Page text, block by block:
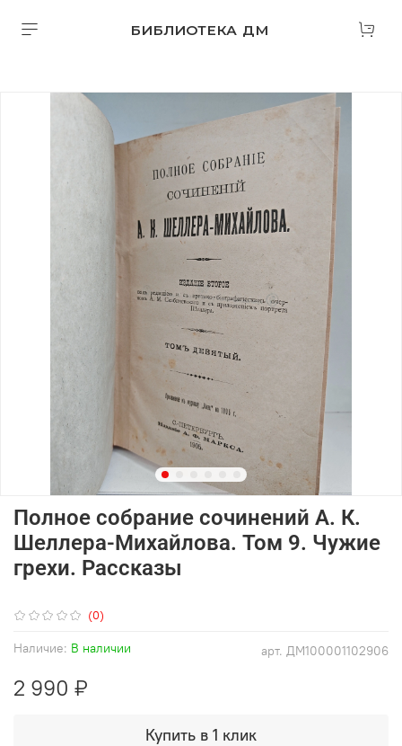
БИБЛИОТЕКА ДМ
(0)
арт. ДМ100001102906
Наличие: В наличии
Полное собрание сочинений А. К.
Шеллера-Михайлова. Том 9. Чужие
грехи. Рассказы
2 990 ₽
Купить в 1 клик